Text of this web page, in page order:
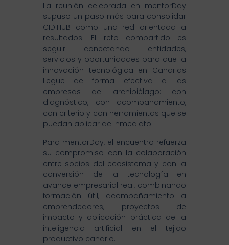
La reunión celebrada en mentorDay
supuso un paso más para consolidar
CIDIHUB como una red orientada a
resultados. El reto compartido es
seguir conectando entidades,
servicios y oportunidades para que la
innovación tecnológica en Canarias
llegue de forma efectiva a las
empresas del archipiélago: con
diagnóstico, con acompañamiento,
con criterio y con herramientas que se
puedan aplicar de inmediato.
Para mentorDay, el encuentro refuerza
su compromiso con la colaboración
entre socios del ecosistema y con la
conversión de la tecnología en
avance empresarial real, combinando
formación útil, acompañamiento a
emprendedores, proyectos de
impacto y aplicación práctica de la
inteligencia artificial en el tejido
productivo canario.